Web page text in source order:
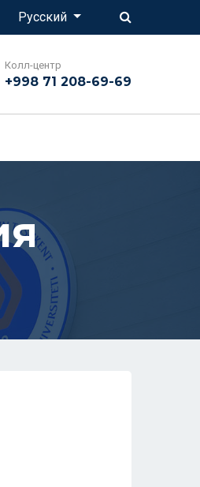
Русский
Колл-центр
+998 71 208-69-69